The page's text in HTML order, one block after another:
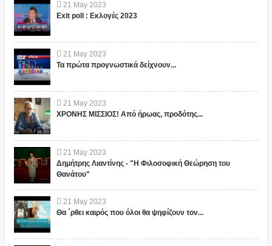
21 May 2023
Exit poll : Εκλογές 2023
21 May 2023
Τα πρώτα προγνωστικά δείχνουν...
21 May 2023
ΧΡΟΝΗΣ ΜΙΣΣΙΟΣ! Από ήρωας, προδότης...
21 May 2023
Δημήτρης Λιαντίνης - "Η Φιλοσοφική Θεώρηση του
Θανάτου"
21 May 2023
Θα ΄ρθει καιρός που όλοι θα ψηφίζουν τον...